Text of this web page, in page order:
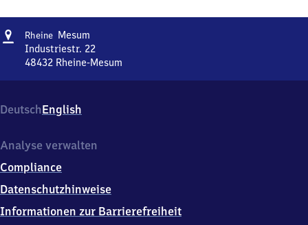
Adresse
Rheine MesumRheine-
Mesum
Industriestr. 22
48432 Rheine-Mesum
Industriestr.
22,
8
3
2
Mesum
DeutschEnglish
Analyse verwalten
Compliance
Datenschutzhinweise
Informationen zur Barrierefreiheit